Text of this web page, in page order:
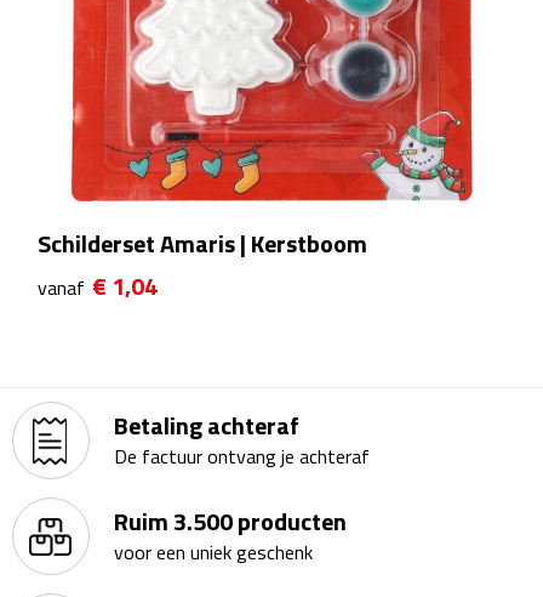
Theeglazen
Kopjes & Mokken
Kopjes
Schoteltjes
Kantoor & Zakelijk
Agenda's & Kalenders
Agenda's
Kalenders
Schilderset Amaris | Kerstboom
vanaf € 1,04
Betaling achteraf
De factuur ontvang je achteraf
Ruim 3.500 producten
voor een uniek geschenk